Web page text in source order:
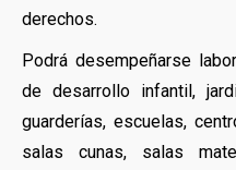
derechos.
Podrá desempeñarse
de desarrollo infantil,
guarderías, escuelas,
salas cunas, salas